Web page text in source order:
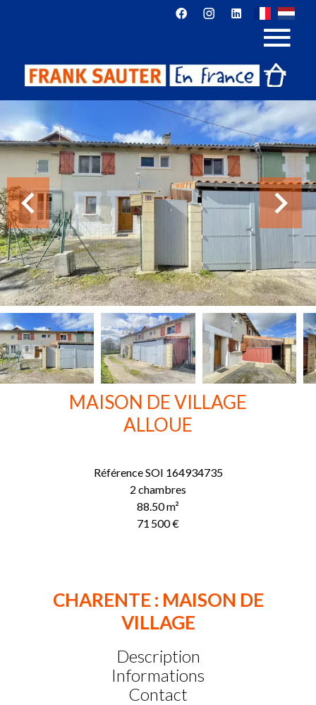
MAISON DE VILLAGE
ALLOUE
RéférenceSOI 164934735
2 chambres
88.50m²
71 500 €
CHARENTE : MAISON DE
VILLAGE
Description
Informations
Contact